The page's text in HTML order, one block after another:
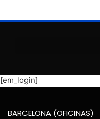
[em_login]
BARCELONA (OFICINAS)